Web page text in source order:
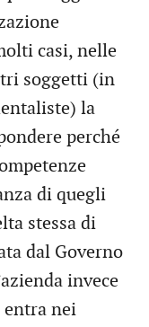
casi, nelle
soggetti (in
la
perché
di quegli
stessa di
dal Governo
invece
nei